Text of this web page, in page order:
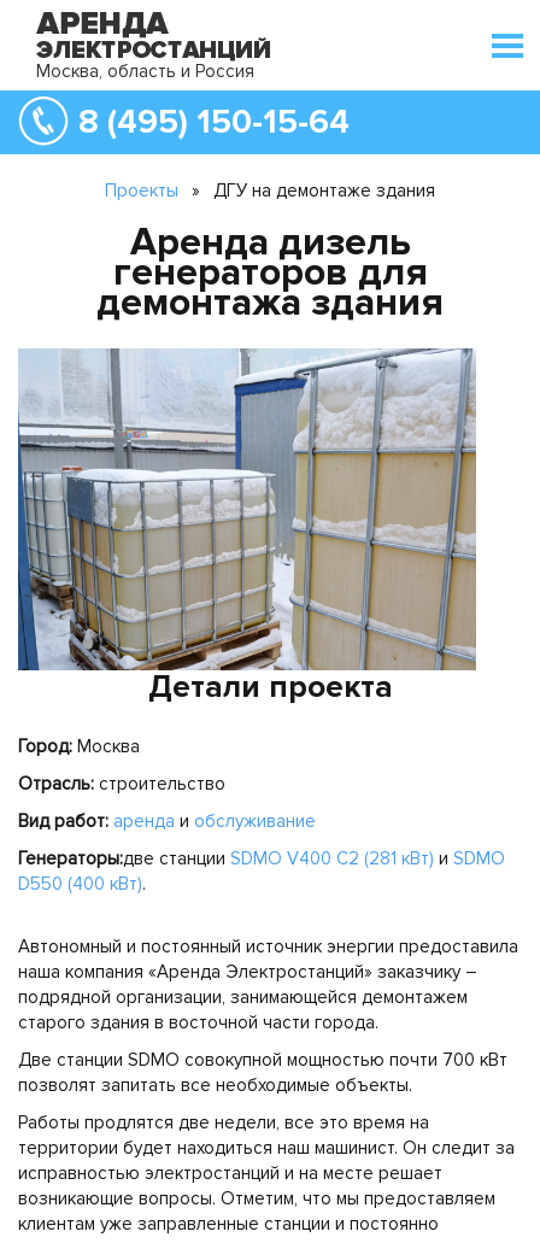
Москва, область и Россия
8 (495) 150-15-64
Проекты » ДГУ на демонтаже здания
Аренда дизель
генераторов для
демонтажа здания
Детали проекта
Город: Москва
Отрасль: строительство
Вид работ: аренда и обслуживание
Генераторы:две станции SDMO V400 C2 (281 кВт) и SDMO
D550 (400 кВт).
Автономный и постоянный источник энергии предоставила
наша компания «Аренда Электростанций» заказчику –
подрядной организации, занимающейся демонтажем
старого здания в восточной части города.
Две станции SDMO совокупной мощностью почти 700 кВт
позволят запитать все необходимые объекты.
Работы продлятся две недели, все это время на
территории будет находиться наш машинист. Он следит за
исправностью электростанций и на месте решает
возникающие вопросы. Отметим, что мы предоставляем
клиентам уже заправленные станции и постоянно